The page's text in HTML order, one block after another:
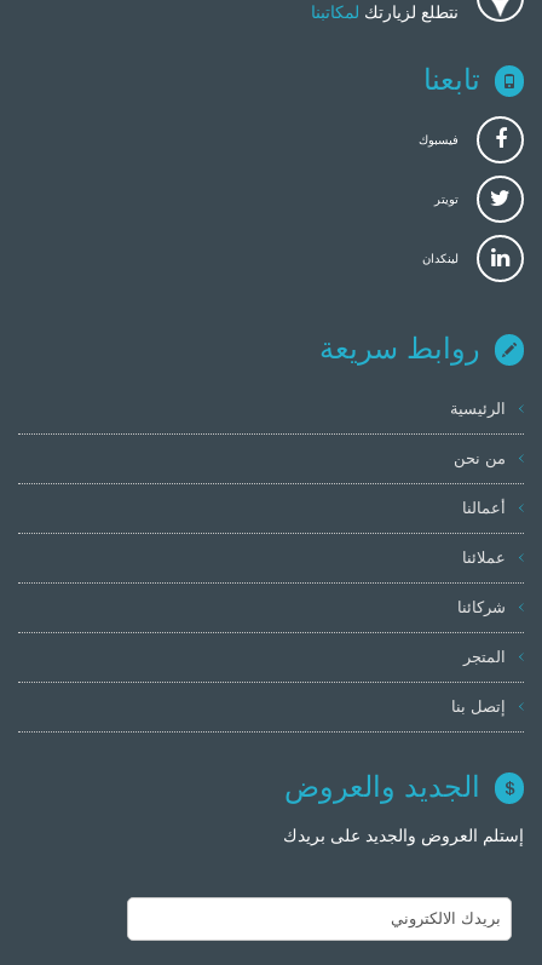
نتطلع لزيارتك لمكاتبنا
تابعنا
فيسبوك
تويتر
لينكدان
روابط سريعة
الرئيسية
من نحن
أعمالنا
عملائنا
شركائنا
المتجر
إتصل بنا
الجديد والعروض
إستلم العروض والجديد على بريدك